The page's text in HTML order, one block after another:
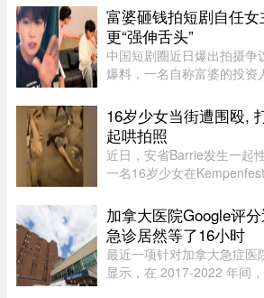
历。这位魁省年轻选手在国
举获得4枚奖牌。Fontaine
富婆砸钱拍短剧自任
更“强伸舌头”
中国短剧圈近日爆出拍摄争
爆料，一名自称富婆的投资
主角，并亲选男主角演员，
吻戏。男主角演员钟宇飞近
16岁少女当街遭围殴,
起哄拍照
近日，安省Barrie发生一起
一名16岁少女在
批年轻人围观、起哄和拍摄
止。据CTV新闻报道，事件
加拿大医院Google评
急诊居然等了16小时
最近一项针对加拿大急症
显示，在 2017-2022 年间